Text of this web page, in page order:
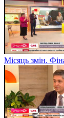
Місяць змін.